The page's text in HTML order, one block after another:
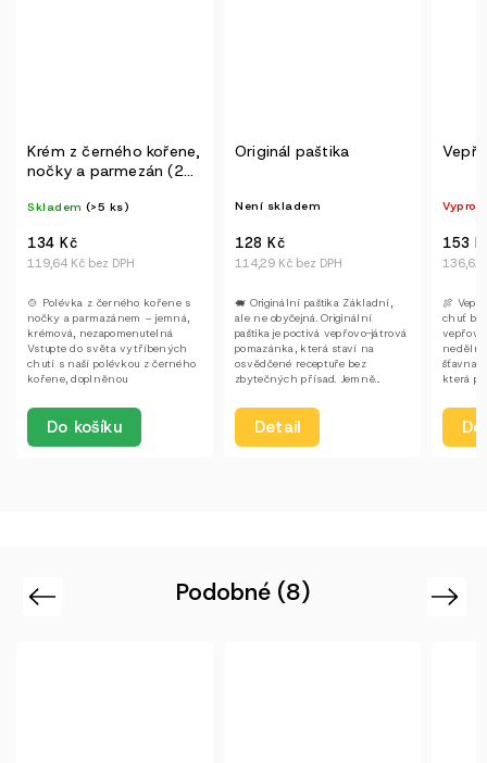
s
Originál paštika
Není skladem
114,29 Kč bez DPH
128 Kč
Detail
🐖 Originální paštika Základní,
ale ne obyčejná. Originální
paštika je poctivá vepřovo-játrová
pomazánka, která staví na
osvědčené receptuře bez
zbytečných přísad. Jemně...
Vepřová pečeně 250g
Vyprodáno
136,61 Kč bez DPH
153 Kč
🍖 Vepřová pečeně — tradiční
chuť bez kompromisů Poctivá
vepřová pečeně, jak ji známe z
nedělního stolu. Pomalu pečená,
šťavnatá, s jemnou kůrkou a vůní,
která probudí...
Podobné (8)
Previous Next